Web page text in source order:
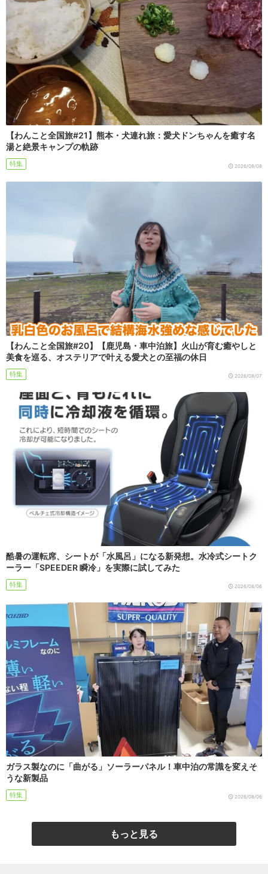
【わんこと全国旅#21】熊本・犬連れ旅：愛犬ドンちゃんを癒す名
湯と絶景キャンプの軌跡
特集 2026/08/08
【わんこと全国旅#20】【鹿児島・車中泊旅】火山が育む癒やしと
美食を巡る、オステリアで叶える愛犬との至福の休日
特集 2026/08/07
酷暑の運転席、シートが「水風呂」になる新発想。水冷式シートク
ーラー「SPEEDER 瞬冷」を実際に試してみた
特集 2026/08/06
ガラス製なのに「曲がる」ソーラーパネル！車中泊の常識を変えそ
うな新製品
特集 2026/08/06
もっと見る